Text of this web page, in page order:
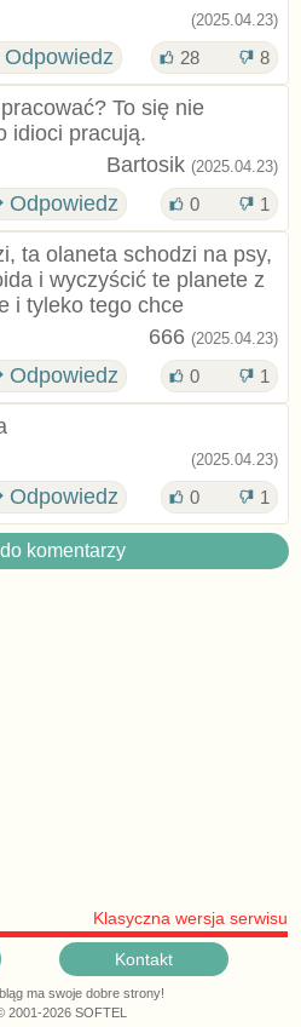
(2025.04.23)
28 8
To się nie
idioci pracują.
Bartosik (2025.04.23)
Odpowiedz 0 1
ta olaneta schodzi na psy,
i wyczyścić te planete z
i tyleko tego chce
666 (2025.04.23)
Odpowiedz 0 1
(2025.04.23)
Odpowiedz 0 1
komentarzy
Klasyczna wersja serwisu
Kontakt
ma swoje dobre strony!
2001-2026 SOFTEL